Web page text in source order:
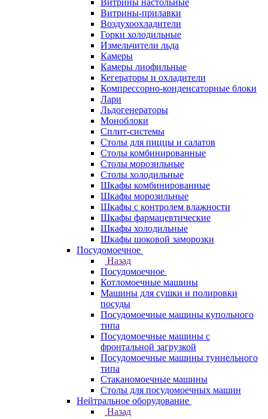
Витрины настольные
Витрины-прилавки
Воздухоохладители
Горки холодильные
Измельчители льда
Камеры
Камеры лиофильные
Кегераторы и охладители
Компрессорно-конденсаторные блоки
Лари
Льдогенераторы
Моноблоки
Сплит-системы
Столы для пиццы и салатов
Столы комбинированные
Столы морозильные
Столы холодильные
Шкафы комбинированные
Шкафы морозильные
Шкафы с контролем влажности
Шкафы фармацевтические
Шкафы холодильные
Шкафы шоковой заморозки
Посудомоечное
Назад
Посудомоечное
Котломоечные машины
Машины для сушки и полировки
посуды
Посудомоечные машины купольного
типа
Посудомоечные машины с
фронтальной загрузкой
Посудомоечные машины туннельного
типа
Стаканомоечные машины
Столы для посудомоечных машин
Нейтральное оборудование
Назад